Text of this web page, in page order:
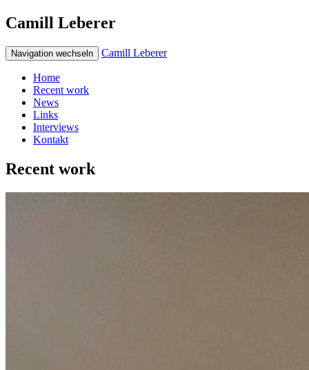
Camill Leberer
Navigation wechseln Camill Leberer
Home
Recent work
News
Links
Interviews
Kontakt
Recent work